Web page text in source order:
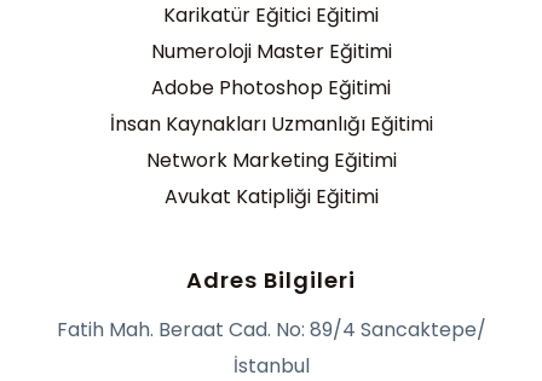
Karikatür Eğitici Eğitimi
Numeroloji Master Eğitimi
Adobe Photoshop Eğitimi
İnsan Kaynakları Uzmanlığı Eğitimi
Network Marketing Eğitimi
Avukat Katipliği Eğitimi
Adres Bilgileri
Fatih Mah. Beraat Cad. No: 89/4 Sancaktepe/
İstanbul